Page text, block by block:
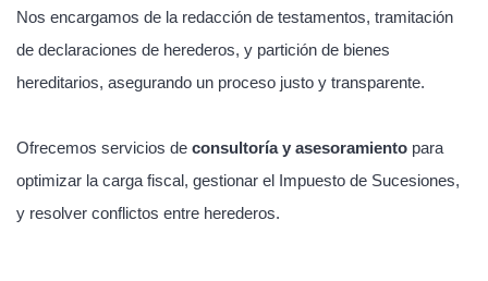
Nos encargamos de la redacción de testamentos, tramitación
de declaraciones de herederos, y partición de bienes
hereditarios, asegurando un proceso justo y transparente.
Ofrecemos servicios de consultoría y asesoramiento para
optimizar la carga fiscal, gestionar el Impuesto de Sucesiones,
y resolver conflictos entre herederos.